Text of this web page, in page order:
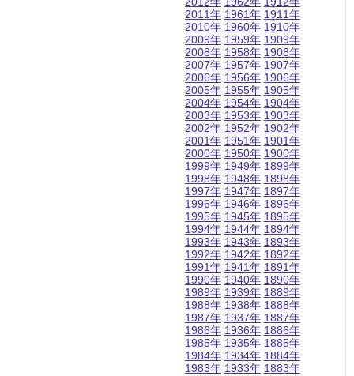
2011年
2010年
2009年
2008年
2007年
2006年
2005年
2004年
2003年
2002年
2001年
2000年
1999年
1998年
1997年
1996年
1995年
1994年
1993年
1992年
1991年
1990年
1989年
1988年
1987年
1986年
1985年
1984年
1983年
1961年
1960年
1959年
1958年
1957年
1956年
1955年
1954年
1953年
1952年
1951年
1950年
1949年
1948年
1947年
1946年
1945年
1944年
1943年
1942年
1941年
1940年
1939年
1938年
1937年
1936年
1935年
1934年
1933年
1911年
1910年
1909年
1908年
1907年
1906年
1905年
1904年
1903年
1902年
1901年
1900年
1899年
1898年
1897年
1896年
1895年
1894年
1893年
1892年
1891年
1890年
1889年
1888年
1887年
1886年
1885年
1884年
1883年